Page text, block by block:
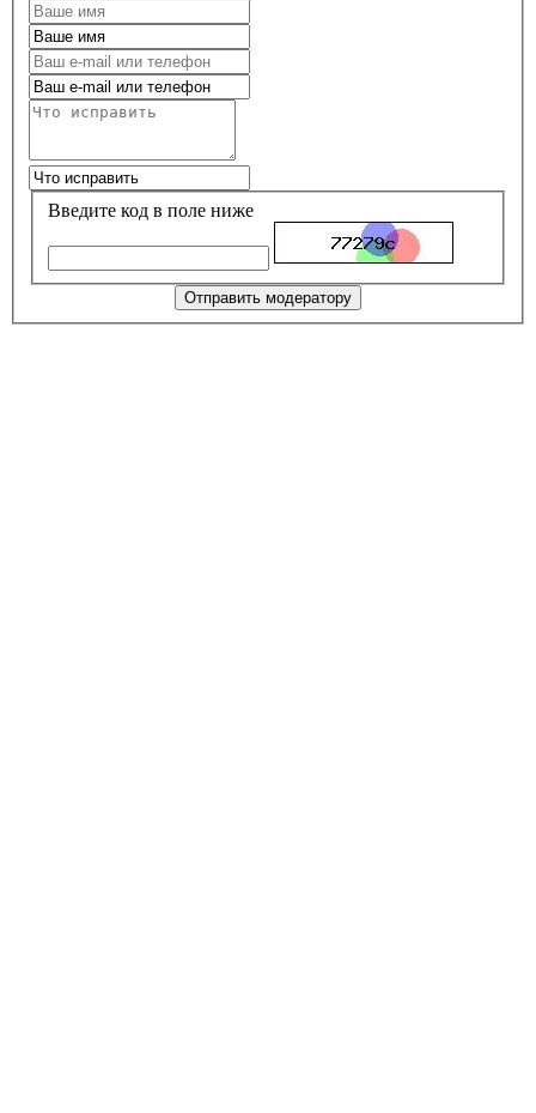
Введите код в поле ниже
Отправить модератору